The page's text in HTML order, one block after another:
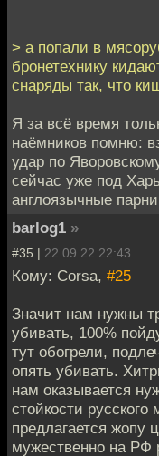
> а попали в
бронетехнику
снаряды так, что
Я за всё время
наёмников помню:
удар по
сейчас уже под
англоязычные
barlog1 »
#35 | 22.09.22 22:43
Кому: Corsa, #25
Значит нам нужны
убивать, 100%
тут обогрели,
опять убивать.
нам оказывается
стойкости
предлагается жопу
мужественно на РФ